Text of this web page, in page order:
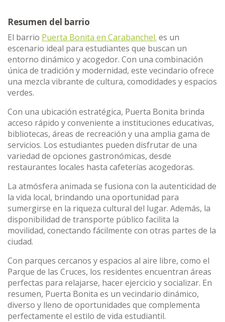
Resumen del barrio
El barrio Puerta Bonita en Carabanchel. es un
escenario ideal para estudiantes que buscan un
entorno dinámico y acogedor. Con una combinación
única de tradición y modernidad, este vecindario ofrece
una mezcla vibrante de cultura, comodidades y espacios
verdes.
Con una ubicación estratégica, Puerta Bonita brinda
acceso rápido y conveniente a instituciones educativas,
bibliotecas, áreas de recreación y una amplia gama de
servicios. Los estudiantes pueden disfrutar de una
variedad de opciones gastronómicas, desde
restaurantes locales hasta cafeterías acogedoras.
La atmósfera animada se fusiona con la autenticidad de
la vida local, brindando una oportunidad para
sumergirse en la riqueza cultural del lugar. Además, la
disponibilidad de transporte público facilita la
movilidad, conectando fácilmente con otras partes de la
ciudad.
Con parques cercanos y espacios al aire libre, como el
Parque de las Cruces, los residentes encuentran áreas
perfectas para relajarse, hacer ejercicio y socializar. En
resumen, Puerta Bonita es un vecindario dinámico,
diverso y lleno de oportunidades que complementa
perfectamente el estilo de vida estudiantil.